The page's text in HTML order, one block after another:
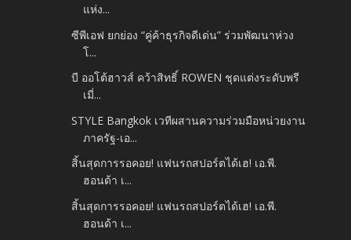
แห่ง...
ซีพีเอฟ ยกย่อง “คู่ค้าธุรกิจดีเด่น” ร่วมพัฒนาห่วง
โ...
บี ออโต้ฮาวส์ คว้าสิทธิ์ ROWEN ชุดแต่งระดับพรี
เมี่...
STYLE Bangkok เวทีผสานความร่วมมือหน่วยงาน
ภาครัฐ-เอ...
สิ้นสุดการรอคอย! แฟนรถสปอร์ตได้เฮ! เอ.พี.
ฮอนด้า เ...
สิ้นสุดการรอคอย! แฟนรถสปอร์ตได้เฮ! เอ.พี.
ฮอนด้า เ...